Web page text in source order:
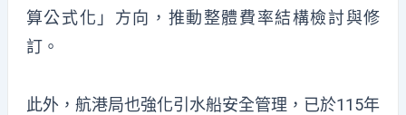
算公式化」方向，推動整體費率結構檢討與修
訂。
此外，航港局也強化引水船安全管理，已於115年